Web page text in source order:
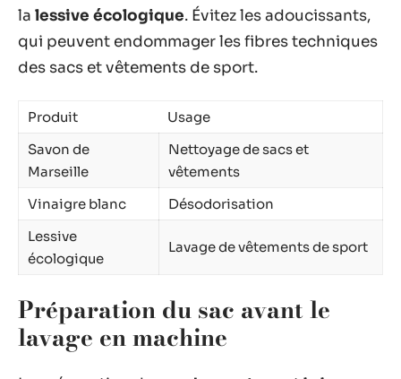
la lessive écologique. Évitez les adoucissants,
qui peuvent endommager les fibres techniques
des sacs et vêtements de sport.
Produit
Usage
Savon de
Marseille
Nettoyage de sacs et
vêtements
Vinaigre blanc
Désodorisation
Lessive
écologique
Lavage de vêtements de sport
Préparation du sac avant le
lavage en machine